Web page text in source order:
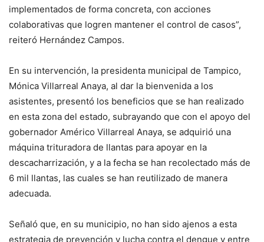
implementados de forma concreta, con acciones
colaborativas que logren mantener el control de casos”,
reiteró Hernández Campos.
En su intervención, la presidenta municipal de Tampico,
Mónica Villarreal Anaya, al dar la bienvenida a los
asistentes, presentó los beneficios que se han realizado
en esta zona del estado, subrayando que con el apoyo del
gobernador Américo Villarreal Anaya, se adquirió una
máquina trituradora de llantas para apoyar en la
descacharrización, y a la fecha se han recolectado más de
6 mil llantas, las cuales se han reutilizado de manera
adecuada.
Señaló que, en su municipio, no han sido ajenos a esta
estrategia de prevención y lucha contra el dengue y entre